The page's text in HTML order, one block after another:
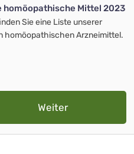
homöopathische Mittel 2023
Sie eine Liste unserer
homöopathischen Arzneimittel.
Weiter